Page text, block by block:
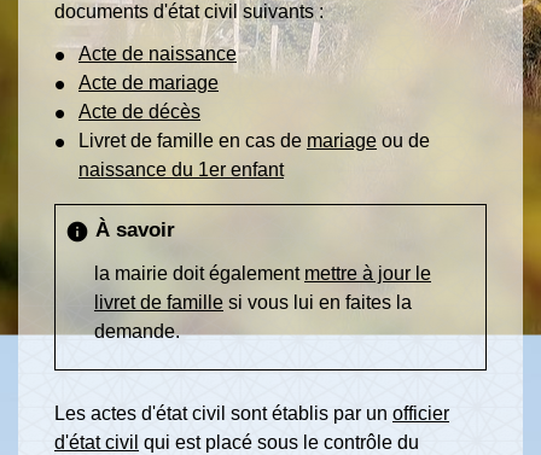
documents d'état civil suivants :
Acte de naissance
Acte de mariage
Acte de décès
Livret de famille en cas de mariage ou de
naissance du 1er enfant
info À savoir
la mairie doit également mettre à jour le
livret de famille si vous lui en faites la
demande.
Les actes d'état civil sont établis par un officier
d'état civil qui est placé sous le contrôle du